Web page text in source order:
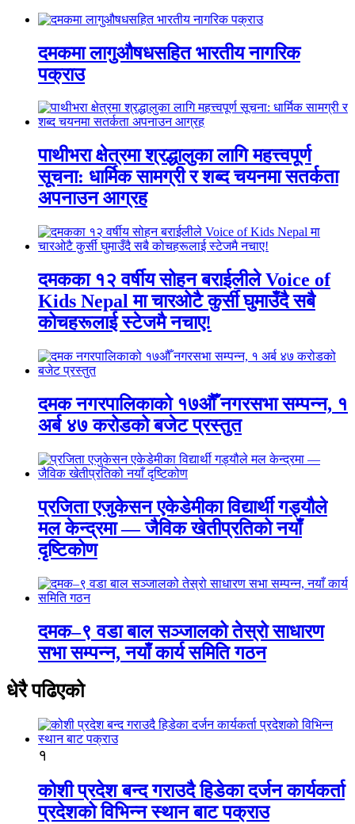
दमकमा लागुऔषधसहित भारतीय नागरिक
पक्राउ
पाथीभरा क्षेत्रमा श्रद्धालुका लागि महत्त्वपूर्ण
सूचना: धार्मिक सामग्री र शब्द चयनमा सतर्कता
अपनाउन आग्रह
दमकका १२ वर्षीय सोहन बराईलीले Voice of
Kids Nepal मा चारओटै कुर्सी घुमाउँदै सबै
कोचहरूलाई स्टेजमै नचाए!
दमक नगरपालिकाको १७औँ नगरसभा सम्पन्न, १
अर्ब ४७ करोडको बजेट प्रस्तुत
प्रजिता एजुकेसन एकेडेमीका विद्यार्थी गड्यौले
मल केन्द्रमा — जैविक खेतीप्रतिको नयाँ
दृष्टिकोण
दमक–९ वडा बाल सञ्जालको तेस्रो साधारण
सभा सम्पन्न, नयाँ कार्य समिति गठन
धेरै पढिएको
१
कोशी प्रदेश बन्द गराउदै हिडेका दर्जन कार्यकर्ता
प्रदेशको विभिन्न स्थान बाट पक्राउ